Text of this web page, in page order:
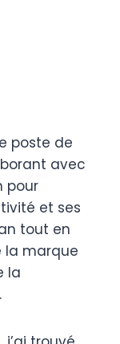
poste de
avec
pour
et ses
tout en
la marque
la